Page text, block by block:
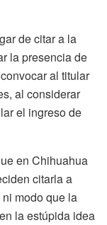
de citar a la
la presencia de
al titular
al considerar
el ingreso de
en Chihuahua
citarla a
modo que la
la estúpida idea